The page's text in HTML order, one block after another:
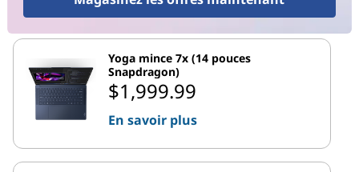
Yoga mince 7x (14 pouces
Snapdragon)
$1,999.99
En savoir plus